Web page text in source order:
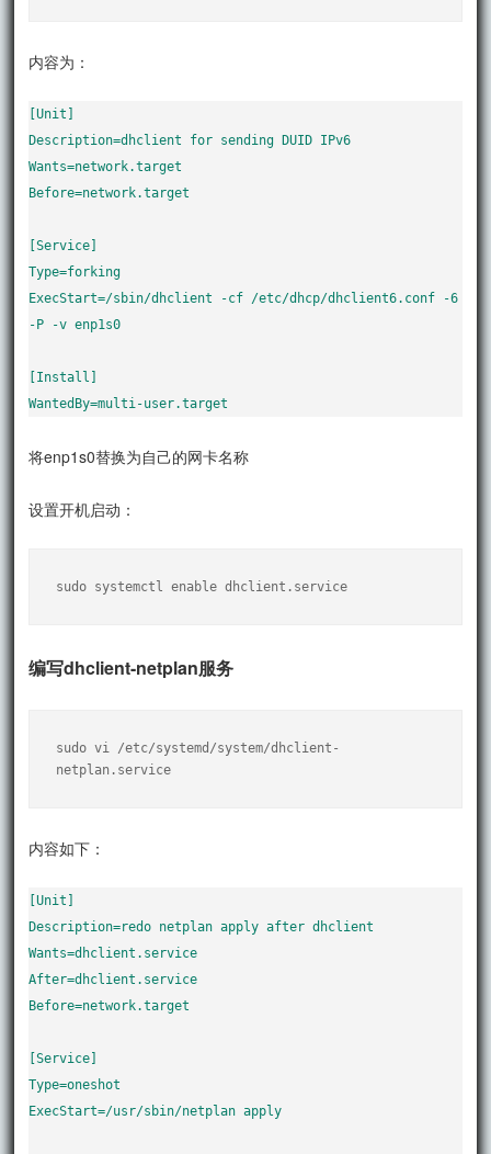
内容为：
[Unit]
Description=dhclient for sending DUID IPv6
Wants=network.target
Before=network.target
[Service]
Type=forking
ExecStart=/sbin/dhclient -cf /etc/dhcp/dhclient6.conf -6
-P -v enp1s0
[Install]
WantedBy=multi-user.target
将enp1s0替换为自己的网卡名称
设置开机启动：
sudo systemctl enable dhclient.service
编写dhclient-netplan服务
sudo vi /etc/systemd/system/dhclient-
netplan.service
内容如下：
[Unit]
Description=redo netplan apply after dhclient
Wants=dhclient.service
After=dhclient.service
Before=network.target
[Service]
Type=oneshot
ExecStart=/usr/sbin/netplan apply